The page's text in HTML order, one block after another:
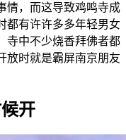
情，而这导致鸡鸣寺成
都有许许多多年轻男女
寺中不少烧香拜佛者都
放时就是霸屏南京朋友
开